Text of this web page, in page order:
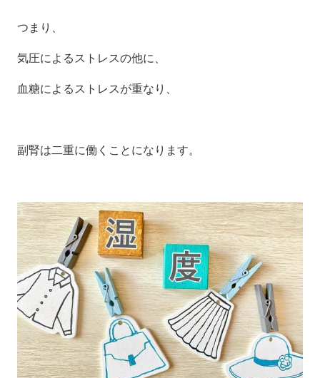
つまり、
気圧によるストレスの他に、
血糖によるストレスが重なり、
副腎は二重に働くことになります。